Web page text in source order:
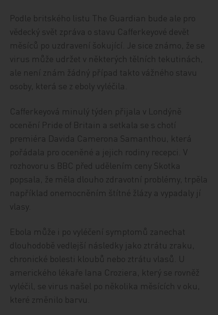
Podle britského listu The Guardian bude ale pro
vědecký svět zpráva o stavu Cafferkeyové devět
měsíců po uzdravení šokující. Je sice známo, že se
virus může udržet v některých tělních tekutinách,
ale není znám žádný případ takto vážného stavu
osoby, která se z eboly vyléčila.
Cafferkeyová minulý týden přijala v Londýně
ocenění Pride of Britain a setkala se s chotí
premiéra Davida Camerona Samanthou, která
pořádala pro oceněné a jejich rodiny recepci. V
rozhovoru s BBC před udělením ceny Skotka
popsala, že měla dlouho zdravotní problémy, trpěla
například onemocněním štítné žlázy a vypadaly jí
vlasy.
Ebola může i po vyléčení symptomů zanechat
dlouhodobě vedlejší následky jako ztrátu zraku,
chronické bolesti kloubů nebo ztrátu vlasů. U
amerického lékaře Iana Croziera, který se rovněž
vyléčil, se virus našel po několika měsících v oku,
které změnilo barvu.